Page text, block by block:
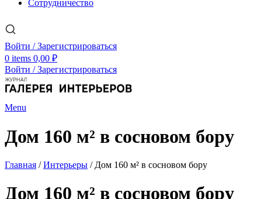
Сотрудничество
Войти / Зарегистрироваться
0 items 0,00 ₽
Войти / Зарегистрироваться
Menu
Дом 160 м² в сосновом бору
Главная /Интерьеры / Дом 160 м² в сосновом бору
Дом 160 м² в сосновом бору